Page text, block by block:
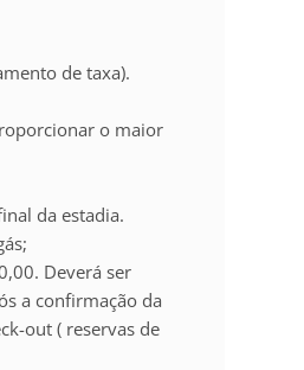
de taxa).
o maior
da estadia.
Deverá ser
a confirmação da
out ( reservas de